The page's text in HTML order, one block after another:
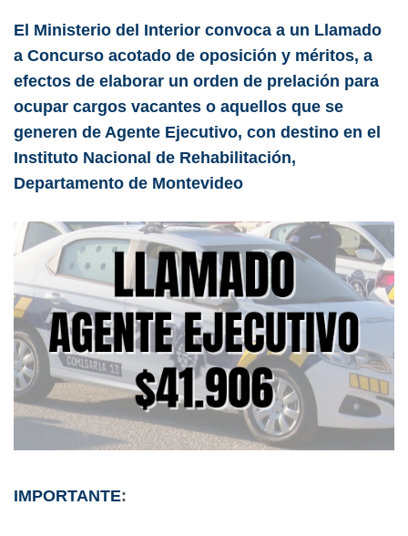
El Ministerio del Interior convoca a un Llamado
a Concurso acotado de oposición y méritos, a
efectos de elaborar un orden de prelación para
ocupar cargos vacantes o aquellos que se
generen de Agente Ejecutivo, con destino en el
Instituto Nacional de Rehabilitación,
Departamento de Montevideo
IMPORTANTE: